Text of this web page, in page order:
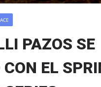
PAZOS SE
CON EL